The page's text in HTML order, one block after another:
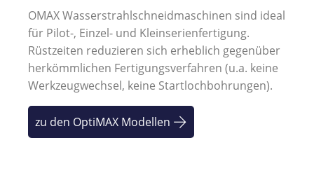
OMAX Wasserstrahlschneidmaschinen sind ideal
für Pilot-, Einzel- und Kleinserienfertigung.
Rüstzeiten reduzieren sich erheblich gegenüber
herkömmlichen Fertigungsverfahren (u.a. keine
Werkzeugwechsel, keine Startlochbohrungen).
zu den OptiMAX Modellen